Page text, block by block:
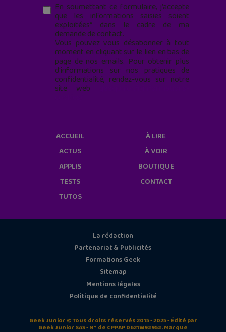
En soumettant ce formulaire, j’accepte
que les informations saisies soient
exploitées* dans le cadre de ma
demande de contact.
Vous pouvez vous désabonner à tout
moment en cliquant sur le lien en bas de
page de nos emails. Pour obtenir plus
d'informations sur nos pratiques de
confidentialité, rendez-vous sur notre
site web
ACCUEIL
ACTUS
APPLIS
TESTS
TUTOS
À LIRE
À VOIR
BOUTIQUE
CONTACT
La rédaction
Partenariat & Publicités
Formations Geek
Sitemap
Mentions légales
Politique de confidentialité
Geek Junior © Tous droits réservés 2015 - 2025 - Édité par
Geek Junior SAS - N° de CPPAP 0621W93953. Marque